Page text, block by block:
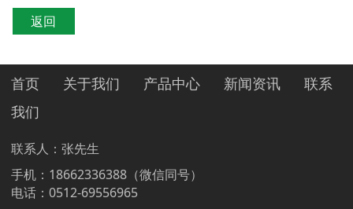
返回
首页 关于我们 产品中心 新闻资讯
联系
我们
联系人：张先生
手机：18662336388（微信同号）
电话：0512-69556965